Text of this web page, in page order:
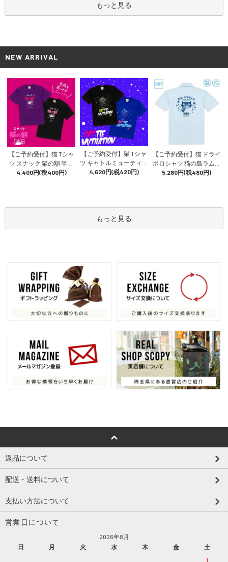
もっと見る
NEW ARRIVAL
【ご予約受付】猫 Tシャ
ツ スナック 猫の額 半袖
メンズ レディース 昭和
4,400円(税400円)
【ご予約受付】猫 Tシャ
ツ キャトルミューティレ
ーション 半袖 メンズ レ
4,620円(税420円)
【ご予約受付】猫 ドライ
ポロシャツ 猫の島ラムネ
メンズ レディース 半袖
5,280円(税480円)
もっと見る
返品について
配送・送料について
支払い方法について
営業日について
2026年8月
日
月 火 水 木 金
土
1